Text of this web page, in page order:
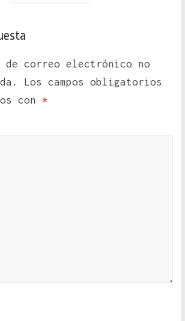
de correo electrónico no
Los campos obligatorios
con *